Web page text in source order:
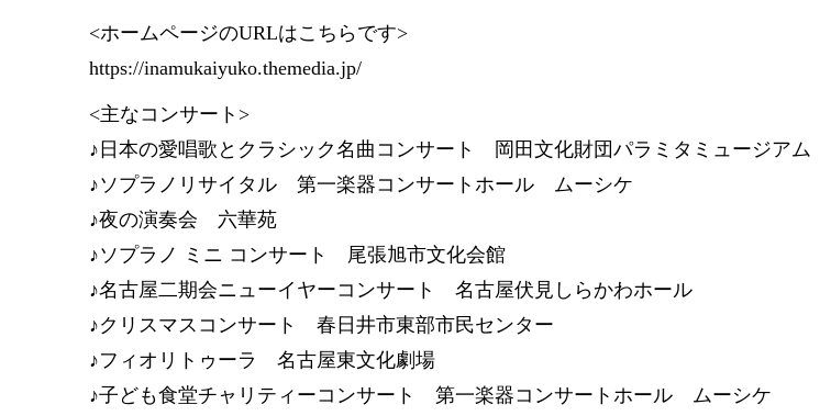
<ホームページのURLはこちらです>
https://inamukaiyuko.themedia.jp/
<主なコンサート>
♪日本の愛唱歌とクラシック名曲コンサート 岡田文化財団パラミタミュージアム
♪ソプラノリサイタル 第一楽器コンサートホール ムーシケ
♪夜の演奏会 六華苑
♪ソプラノ ミニ コンサート 尾張旭市文化会館
♪名古屋二期会ニューイヤーコンサート 名古屋伏見しらかわホール
♪クリスマスコンサート 春日井市東部市民センター
♪フィオリトゥーラ 名古屋東文化劇場
♪子ども食堂チャリティーコンサート 第一楽器コンサートホール ムーシケ